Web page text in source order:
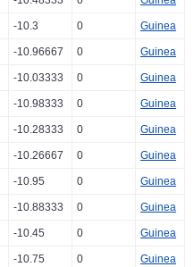
-10.3 0 Guinea
-10.96667 0 Guinea
-10.03333 0 Guinea
-10.98333 0 Guinea
-10.28333 0 Guinea
-10.26667 0 Guinea
-10.95 0 Guinea
-10.88333 0 Guinea
-10.45 0 Guinea
-10.75 0 Guinea